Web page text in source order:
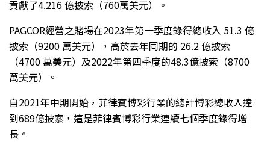
貢獻了4.216 億披索（760萬美元）。
PAGCOR經營之賭場在2023年第一季度錄得總收入 51.3 億
披索（9200 萬美元），高於去年同期的 26.2 億披索
（4700 萬美元）及2022年第四季度的48.3億披索（8700
萬美元）。
自2021年中期開始，菲律賓博彩行業的總計博彩總收入達
到689億披索，這是菲律賓博彩行業連續七個季度錄得增
長。